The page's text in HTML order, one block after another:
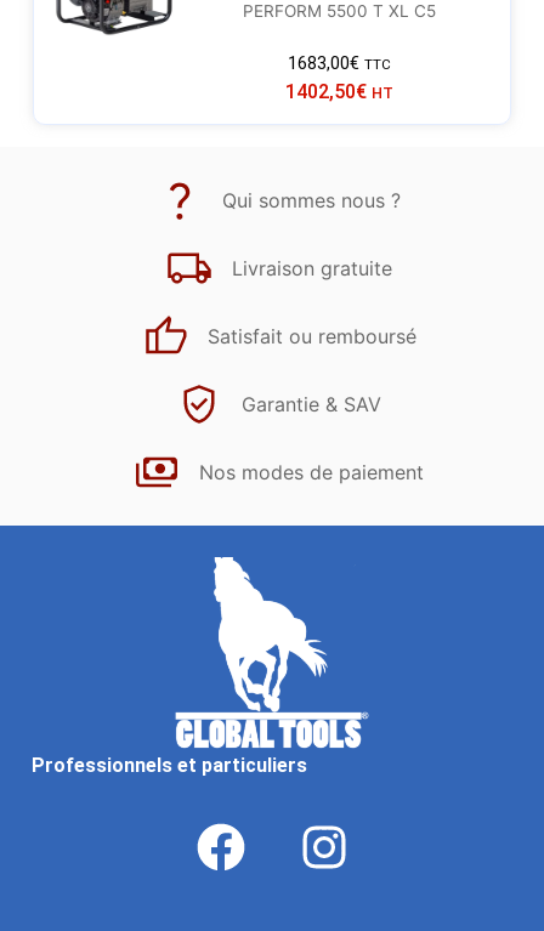
PERFORM 5500 T XL C5
1683,00€ TTC
1402,50€ HT
Qui sommes nous ?
Livraison gratuite
Satisfait ou remboursé
Garantie & SAV
Nos modes de paiement
Professionnels et particuliers